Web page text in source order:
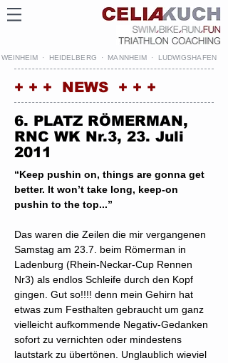
WEINHEIM · HEIDELBERG · MANNHEIM · LUDWIGSHAFEN
+ + + NEWS + + +
6. PLATZ RÖMERMAN,
RNC WK Nr.3, 23. Juli
2011
“Keep pushin on, things are gonna get
better. It won’t take long, keep-on
pushin to the top...”
Das waren die Zeilen die mir vergangenen
Samstag am 23.7. beim Römerman in
Ladenburg (Rhein-Neckar-Cup Rennen
Nr3) als endlos Schleife durch den Kopf
gingen. Gut so!!!! denn mein Gehirn hat
etwas zum Festhalten gebraucht um ganz
vielleicht aufkommende Negativ-Gedanken
sofort zu vernichten oder mindestens
lautstark zu übertönen. Unglaublich wieviel